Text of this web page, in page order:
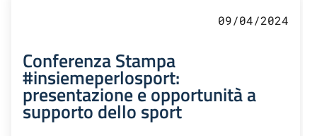
09/04/2024
Conferenza Stampa
#insiemeperlosport:
presentazione e opportunità a
supporto dello sport